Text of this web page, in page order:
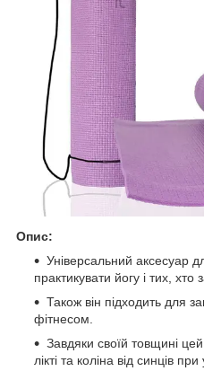
Опис:
Універсальний аксесуар
практикувати йогу і тих,
Також він підходить для
фітнесом.
Завдяки своїй товщині
лікті та коліна від синців